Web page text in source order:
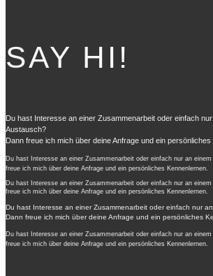
SAY HI!
Du hast Interesse an einer Zusammenarbeit oder einfach
Austausch?
Dann freue ich mich über deine Anfrage und ein persönliches
Du hast Interesse an einer Zusammenarbeit oder einfach nur an
freue ich mich über deine Anfrage und ein persönliches Kennenlernen.
Du hast Interesse an einer Zusammenarbeit oder einfach nur an
freue ich mich über deine Anfrage und ein persönliches Kennenlernen.
Du hast Interesse an einer Zusammenarbeit oder einfach nur
Dann freue ich mich über deine Anfrage und ein persönliches
Du hast Interesse an einer Zusammenarbeit oder einfach nur an
freue ich mich über deine Anfrage und ein persönliches Kennenlernen.